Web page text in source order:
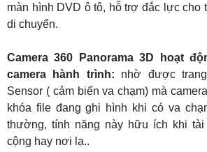
màn hình DVD ô tô, hỗ trợ đắc lực cho
di chuyển.
Camera 360 Panorama 3D hoạt
camera hành trình: nhờ được
Sensor ( cảm biến va chạm) mà
khóa file đang ghi hình khi có va
thường, tính năng này hữu ích khi
cộng hay nơi lạ..